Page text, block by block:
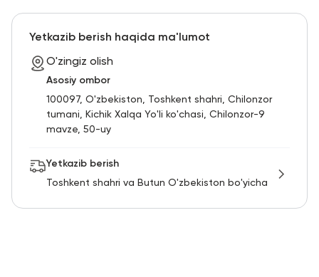
Yetkazib berish haqida ma'lumot
O'zingiz olish
Asosiy ombor
100097, O'zbekiston, Toshkent shahri, Chilonzor
tumani, Kichik Xalqa Yo'li ko'chasi, Chilonzor-9
mavze, 50-uy
Yetkazib berish
Toshkent shahri va Butun O'zbekiston bo'yicha